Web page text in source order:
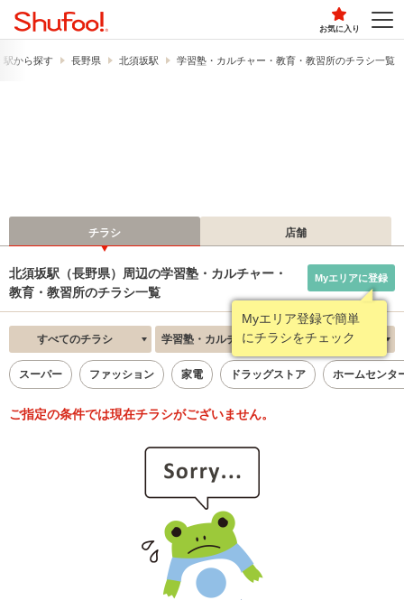
お気に入り
駅から探す 長野県 北須坂駅 学習塾・カルチャー・教育・教習所のチラシ一覧
チラシ 店舗
北須坂駅（長野県）周辺の学習塾・カルチャー・
教育・教習所のチラシ一覧
Myエリア登録で簡単
にチラシをチェック
Myエリアに登録
すべてのチラシ 学習塾・カルチャー・教育・教習所 新着順
スーパー ファッション 家電 ドラッグストア ホームセンタ
ご指定の条件では現在チラシがございません。